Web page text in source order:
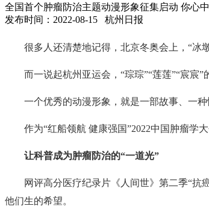
全国首个肿瘤防治主题动漫形象征集启动 你心
发布时间：2022-08-15 杭州日报
很多人还清楚地记得，北京冬奥会上，“冰
而一说起杭州亚运会，“琮琮”“莲莲”“宸宸
一个优秀的动漫形象，就是一部故事、一
作为“红船领航 健康强国”2022中国肿瘤学
让科普成为肿瘤防治的“一道光”
网评高分医疗纪录片《人间世》第二季“
他们生的希望。